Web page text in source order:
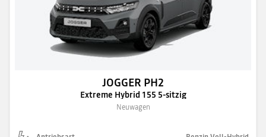
JOGGER PH2
Extreme Hybrid 155 5-sitzig
Neuwagen